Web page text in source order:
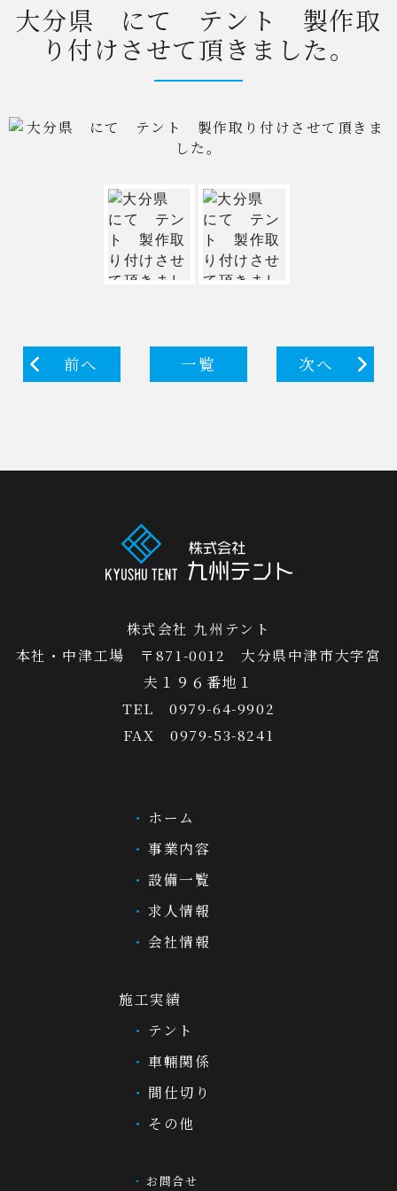
大分県 にて テント 製作取
り付けさせて頂きました。
前へ 一覧 次へ
株式会社 九州テント
本社・中津工場 〒871-0012 大分県中津市大字宮
夫１９６番地１
TEL 0979-64-9902
FAX 0979-53-8241
ホーム
事業内容
設備一覧
求人情報
会社情報
施工実績
テント
車輛関係
間仕切り
その他
お問合せ